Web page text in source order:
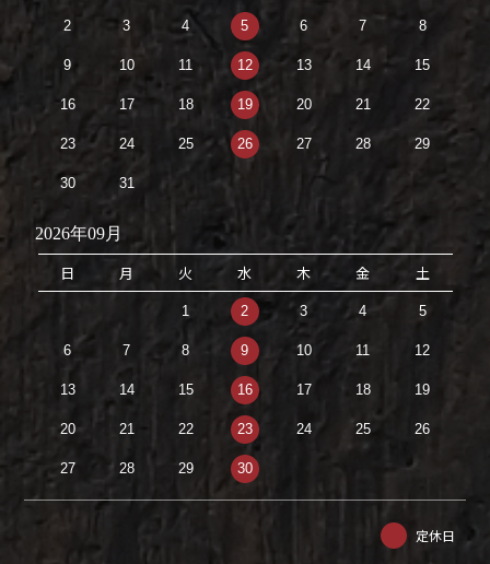
2 3 4 5 6 7 8
9 10 11 12 13 14 15
16 17 18 19 20 21 22
23 24 25 26 27 28 29
30 31
2026年09月
日 月 火 水 木 金 土
1 2 3 4 5
6 7 8 9 10 11 12
13 14 15 16 17 18 19
20 21 22 23 24 25 26
27 28 29 30
定休日